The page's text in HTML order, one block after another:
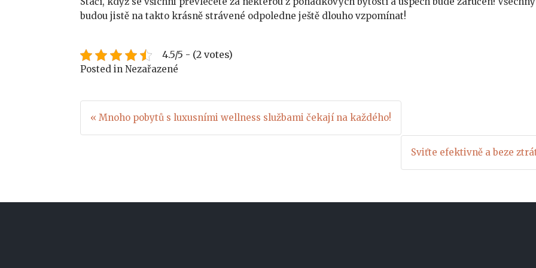
budou jistě na takto krásně strávené odpoledne ještě dlouho vzpomínat!
4.5/5 - (2 votes)
Posted in Nezařazené
Navigace
« Mnoho pobytů s luxusními wellness službami čekají na každého!
Sviťte efektivně a beze